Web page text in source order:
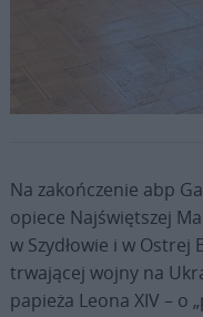
Na zakończenie abp
opiece Najświętszej
w Szydłowie i w Ostrej
trwającej wojny na
papieża Leona XIV – o